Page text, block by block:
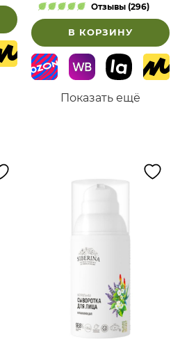
Отзывы (296)
В КОРЗИНУ
Показать ещё